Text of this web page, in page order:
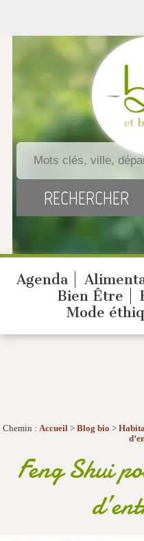
Agenda
Bien Être
Mode
Chemin : Accueil > Blog bio >
Feng Shui